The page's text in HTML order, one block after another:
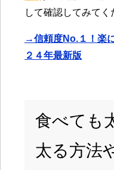
して確認してみてく
→信頼度No.１！楽
２４年最新版
食べても
太る方法